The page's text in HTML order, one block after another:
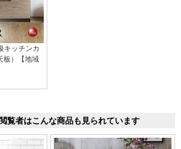
キッチンカ
板）【地域
覧者はこんな商品も見られています